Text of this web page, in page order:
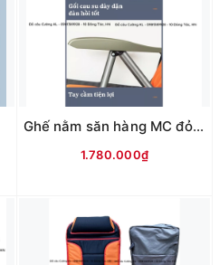
Ghế nằm săn hàng MC đỏ đen
1.780.000₫